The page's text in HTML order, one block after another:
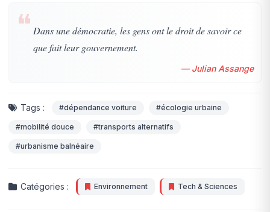
❝ Dans une démocratie, les gens ont le droit de savoir ce
que fait leur gouvernement.
— Julian Assange
Tags : #dépendance voiture #écologie urbaine
#mobilité douce #transports alternatifs
#urbanisme balnéaire
Catégories : Environnement Tech & Sciences